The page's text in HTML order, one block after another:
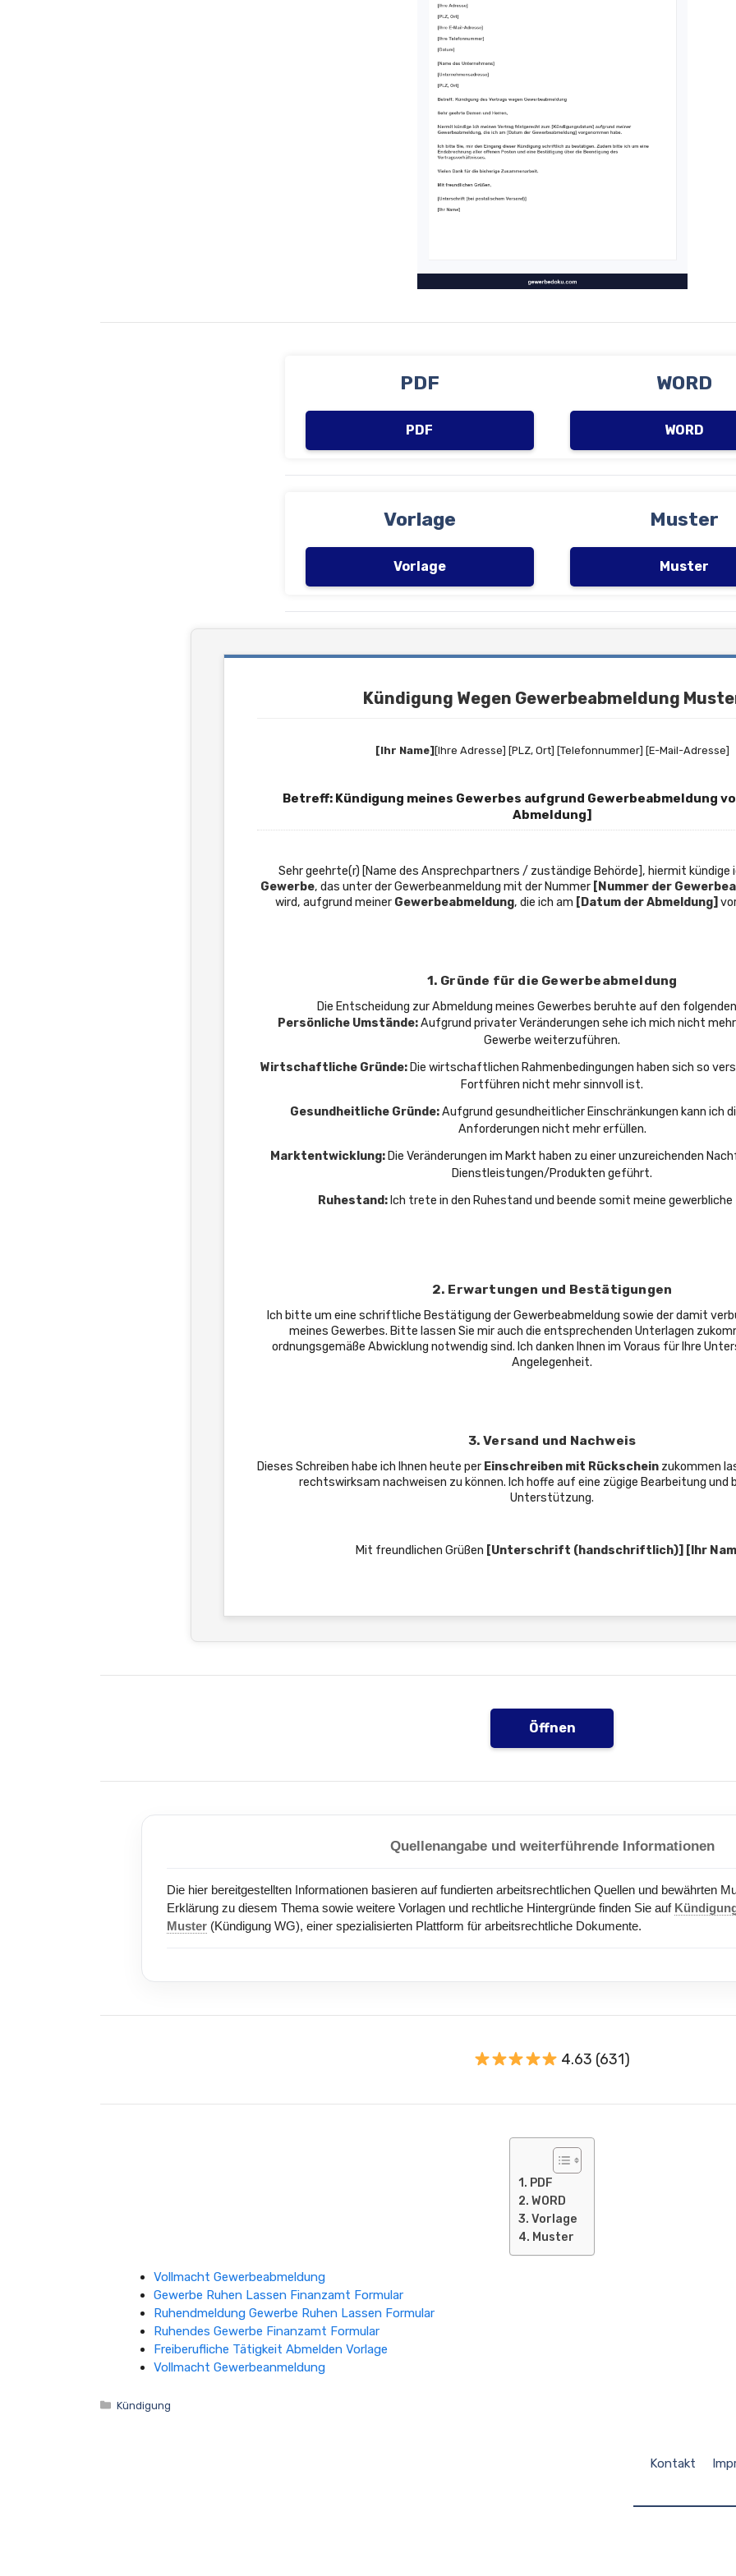
PDF
PDF
WORD
WORD
Vorlage
Vorlage
Muster
Muster
Kündigung Wegen Gewerbeabmeldung
[Ihr Name] [Ihre Adresse] [PLZ, Ort] [Telefonnummer] [E-Mail-Adresse]
Betreff: Kündigung meines Gewerbes aufgrund Gewerbeabmeldung
Abmeldung]
Sehr geehrte(r) [Name des Ansprechpartners / zuständige Behörde], hiermit kündige
Gewerbe, das unter der Gewerbeanmeldung mit der Nummer [Nummer der
wird, aufgrund meiner Gewerbeabmeldung, die ich am [Datum der Abmeldung]
1. Gründe für die Gewerbeabmeldung
Die Entscheidung zur Abmeldung meines Gewerbes beruhte auf den
Persönliche Umstände:Aufgrund privater Veränderungen sehe ich mich nicht mehr
Gewerbe weiterzuführen.
Wirtschaftliche Gründe: Die wirtschaftlichen Rahmenbedingungen haben sich so
Fortführen nicht mehr sinnvoll ist.
Gesundheitliche Gründe:Aufgrund gesundheitlicher Einschränkungen kann ich
Anforderungen nicht mehr erfüllen.
Marktentwicklung: Die Veränderungen im Markt haben zu einer unzureichenden
Dienstleistungen/Produkten geführt.
Ruhestand:Ich trete in den Ruhestand und beende somit meine
2. Erwartungen und Bestätigungen
Ich bitte um eine schriftliche Bestätigung der Gewerbeabmeldung sowie der damit
meines Gewerbes. Bitte lassen Sie mir auch die entsprechenden Unterlagen
ordnungsgemäße Abwicklung notwendig sind. Ich danken Ihnen im Voraus für Ihre
Angelegenheit.
3. Versand und Nachweis
Dieses Schreiben habe ich Ihnen heute per Einschreiben mit Rückschein zukommen
rechtswirksam nachweisen zu können. Ich hoffe auf eine zügige Bearbeitung und
Unterstützung.
Mit freundlichen Grüßen [Unterschrift (handschriftlich)] [Ihr
Öffnen
Quellenangabe und weiterführende Informationen
Die hier bereitgestellten Informationen basieren auf fundierten arbeitsrechtlichen Quellen und bewährten
Erklärung zu diesem Thema sowie weitere Vorlagen und rechtliche Hintergründe finden Sie auf
Muster (Kündigung WG), einer spezialisierten Plattform für arbeitsrechtliche Dokumente.
4.63 (631)
PDF
WORD
Vorlage
Muster
Vollmacht Gewerbeabmeldung
Gewerbe Ruhen Lassen Finanzamt Formular
Ruhendmeldung Gewerbe Ruhen Lassen Formular
Ruhendes Gewerbe Finanzamt Formular
Freiberufliche Tätigkeit Abmelden Vorlage
Vollmacht Gewerbeanmeldung
Kategorien
Kündigung
Kontakt